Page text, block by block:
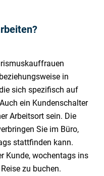
in
sich spezifisch auf
ein Kundenschalter
Arbeitsort sein. Die
Sie im Büro,
stattfinden kann.
Kunde, wochentags ins
zu buchen.